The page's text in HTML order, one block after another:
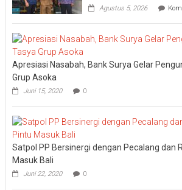
Agustus 5, 2026
Apresiasi Nasabah, Bank Surya Gelar
Grup Asoka
Juni 15, 2020 0
Satpol PP Bersinergi dengan Pecalang dan
Masuk Bali
Juni 22, 2020 0